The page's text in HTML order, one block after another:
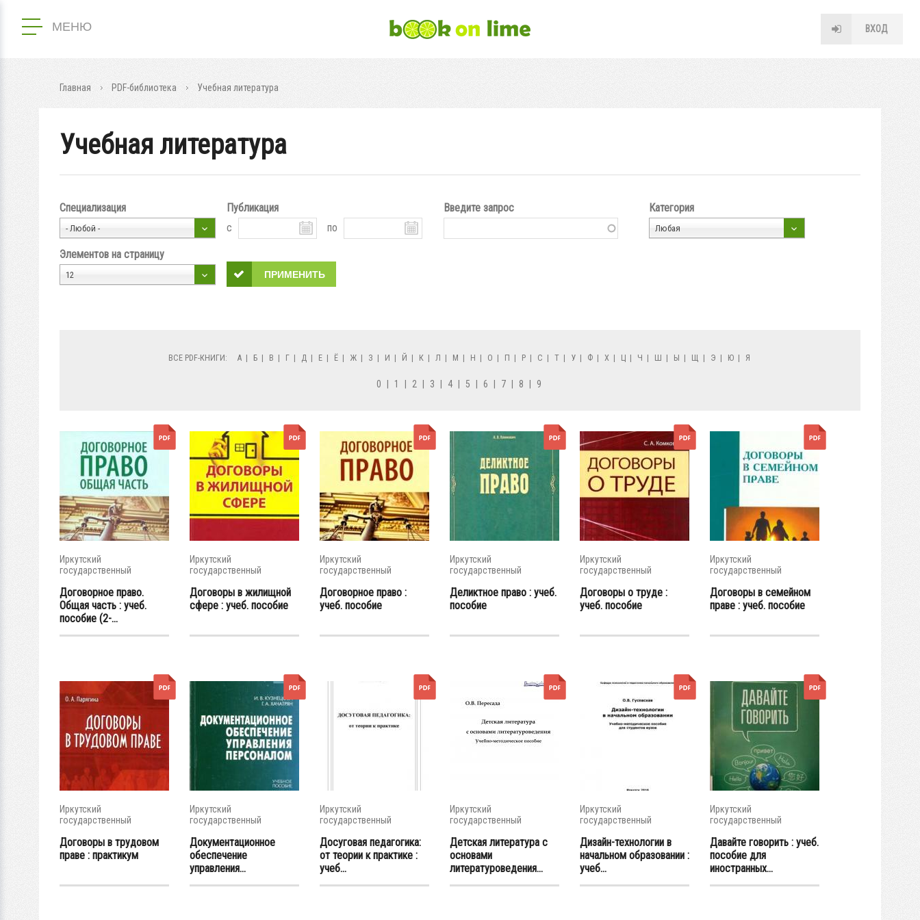
МЕНЮ ВХОД
Главная PDF-библиотека Учебная литература
Учебная литература
Специализация
- Любой -
Публикация
с
по
Введите запрос Категория
Любая
Элементов на страницу
12
ВСЕ PDF-КНИГИ: А | Б | В | Г | Д | Е | Ё | Ж | З | И | Й | К | Л | М | Н | О | П | Р | С | Т | У | Ф | Х | Ц | Ч | Ш | Ы | Щ | Э | Ю | Я
0 1 2 3 4 5 6 7 8 9
Иркутский
государственный
Договорное право.
Общая часть : учеб.
пособие (2-...
Иркутский
государственный
Договоры в жилищной
сфере : учеб. пособие
Иркутский
государственный
Договорное право :
учеб. пособие
Иркутский
государственный
Деликтное право : учеб.
пособие
Иркутский
государственный
Договоры о труде :
учеб. пособие
Иркутский
государственный
Договоры в семейном
праве : учеб. пособие
Иркутский
государственный
Договоры в трудовом
праве : практикум
Иркутский
государственный
Документационное
обеспечение
управления...
Иркутский
государственный
Досуговая педагогика:
от теории к практике :
учеб...
Иркутский
государственный
Детская литература с
основами
литературоведения...
Иркутский
государственный
Дизайн-технологии в
начальном образовании :
учеб...
Иркутский
государственный
Давайте говорить : учеб.
пособие для
иностранных...